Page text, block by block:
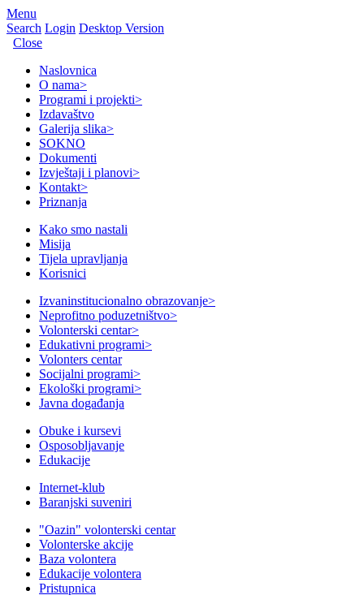
Menu
Search Login Desktop Version
Close
Naslovnica
O nama>
Programi i projekti>
Izdavaštvo
Galerija slika>
SOKNO
Dokumenti
Izvještaji i planovi>
Kontakt>
Priznanja
Kako smo nastali
Misija
Tijela upravljanja
Korisnici
Izvaninstitucionalno obrazovanje>
Neprofitno poduzetništvo>
Volonterski centar>
Edukativni programi>
Volonters centar
Socijalni programi>
Ekološki programi>
Javna događanja
Obuke i kursevi
Osposobljavanje
Edukacije
Internet-klub
Baranjski suveniri
"Oazin" volonterski centar
Volonterske akcije
Baza volontera
Edukacije volontera
Pristupnica